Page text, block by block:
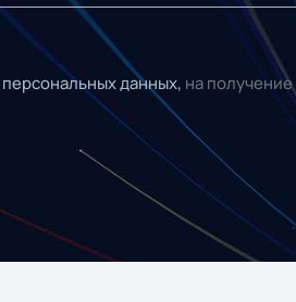
персональных данных, на получение